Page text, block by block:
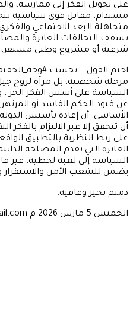
على تحويل الفكر إلى ممارسة،
مستدام، مقابل قوى سياسية
متجاهلة البعد الاجتماعي
بسقف التحالفات العابرة
شرعية أو مشروع وطني مستقر،
اختم القول .. بحسب
مرحلة شخصية، بل مرآة لروح
السياسة على أسس الفكر الحر ،
عن قيود الحكم الفاسد أو
الأساسي: أن إعادة تأسيس
أن تتحقق إلا عبر الالتزام بالفكر
على ربط النظرية بالتطبيق
العابرة التي تقدم المصلحة
السياسة إلى لعبة لحظية، غير
يضمن للشعب الأمن والاستقرار
دمتم بخير وعافية.
الخميس 5 مارس 2026 م Shglawi55@gmail.com